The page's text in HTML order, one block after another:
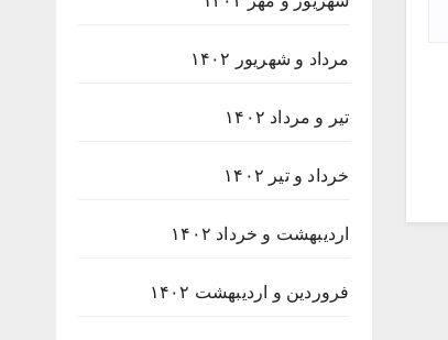
مرداد و شهریور ۱۴۰۲
تیر و مرداد ۱۴۰۲
خرداد و تیر ۱۴۰۲
اردیبهشت و خرداد ۱۴۰۲
فروردین و اردیبهشت ۱۴۰۲